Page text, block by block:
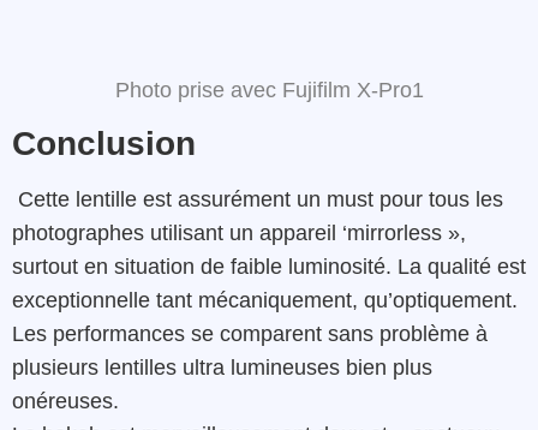
Photo prise avec Fujifilm X-Pro1
Conclusion
Cette lentille est assurément un must pour tous les
photographes utilisant un appareil ‘mirrorless »,
surtout en situation de faible luminosité. La qualité est
exceptionnelle tant mécaniquement, qu’optiquement.
Les performances se comparent sans problème à
plusieurs lentilles ultra lumineuses bien plus
onéreuses.